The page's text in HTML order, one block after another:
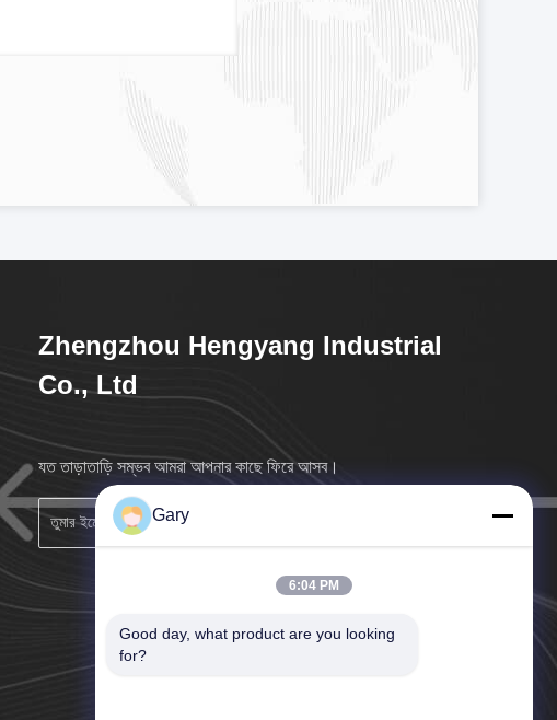
Zhengzhou Hengyang Industrial
Co., Ltd
যত তাড়াতাড়ি সম্ভব আমরা আপনার কাছে ফিরে আসব।
Gary
6:04 PM
Good day, what product are you looking
for?